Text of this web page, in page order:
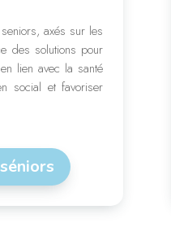
axés sur les
des solutions pour
lien avec la santé
social et favoriser